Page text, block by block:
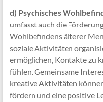
d) Psychisches
umfasst auch die
Wohlbefindens älterer
soziale Aktivitäten
ermöglichen, Kontakte zu
fühlen. Gemeinsame
kreative Aktivitäten
fördern und eine positive